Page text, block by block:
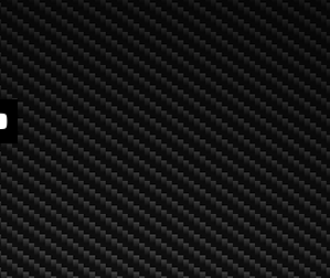
väljas
på
produktsidan